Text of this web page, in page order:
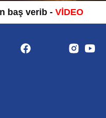
baş verib - VİDEO